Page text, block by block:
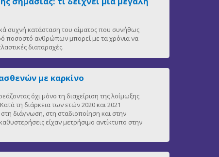
συχνή κατάσταση του αίματος που συνήθως
ποσοστό ανθρώπων μπορεί με τα χρόνια να
διαταραχές.
με καρκίνο
όχι μόνο τη διαχείριση της λοίμωξης
τη διάρκεια των ετών 2020 και 2021
διάγνωση, στη σταδιοποίηση και στην
είχαν μετρήσιμο αντίκτυπο στην